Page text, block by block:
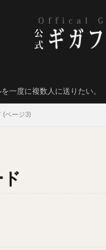
一度に複数人に送りたい。
(ページ3)